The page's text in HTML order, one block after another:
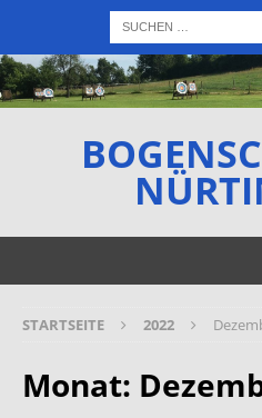
STARTSEITE 2022
Monat: